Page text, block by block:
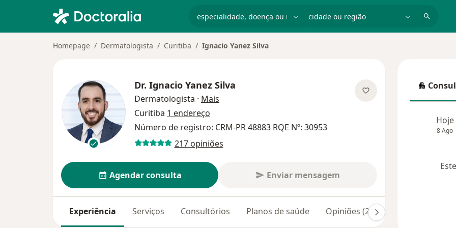
Homepage Dermatologista Curitiba Ignacio Yanez Silva
Dr. Ignacio Yanez Silva
Dermatologista · Mais
Curitiba 1 endereço
Número de registro: CRM-PR 48883 RQE Nº: 30953
217 opiniões
Agendar consulta Enviar mensagem
Experiência Serviços Consultórios Planos de saúde Opiniões (217)
Hoje
8 Ago